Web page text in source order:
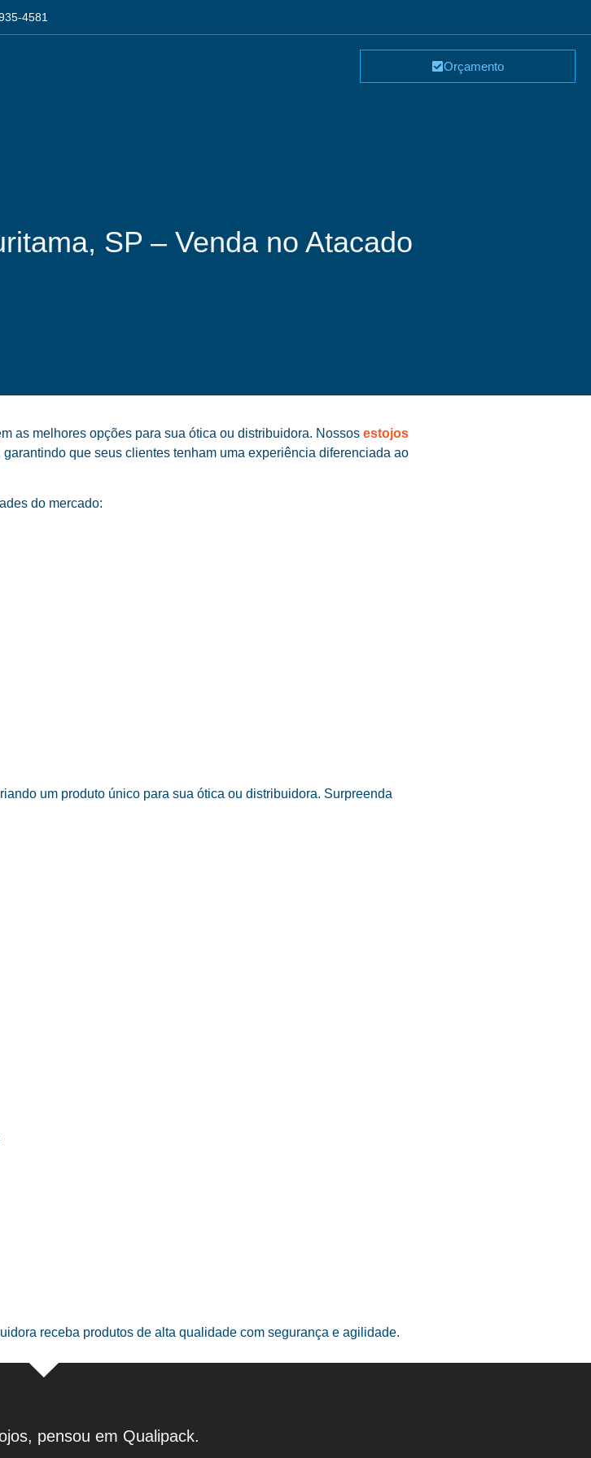
4581
Orçamento
SP – Venda no Atacado
as melhores opções para sua ótica ou distribuidora. Nossos estojos
garantindo que seus clientes tenham uma experiência diferenciada ao
do mercado:
um produto único para sua ótica ou distribuidora. Surpreenda
receba produtos de alta qualidade com segurança e agilidade.
pensou em Qualipack.